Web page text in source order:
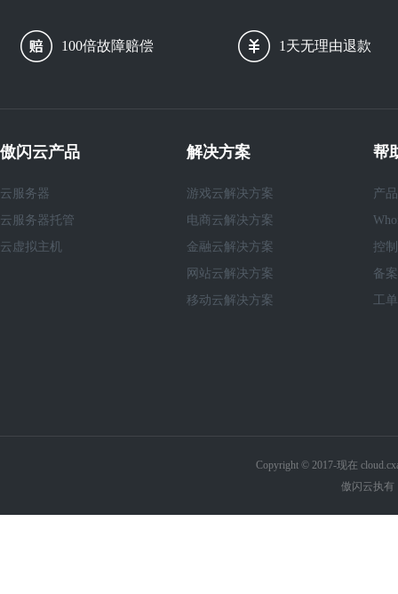
100倍故障赔偿 1天无理由退款
傲闪云产品
云服务器
云服务器托管
云虚拟主机
解决方案
游戏云解决方案
电商云解决方案
金融云解决方案
网站云解决方案
移动云解决方案
帮
产
控
备
工
Copyright © 2017-现在
傲闪云执有